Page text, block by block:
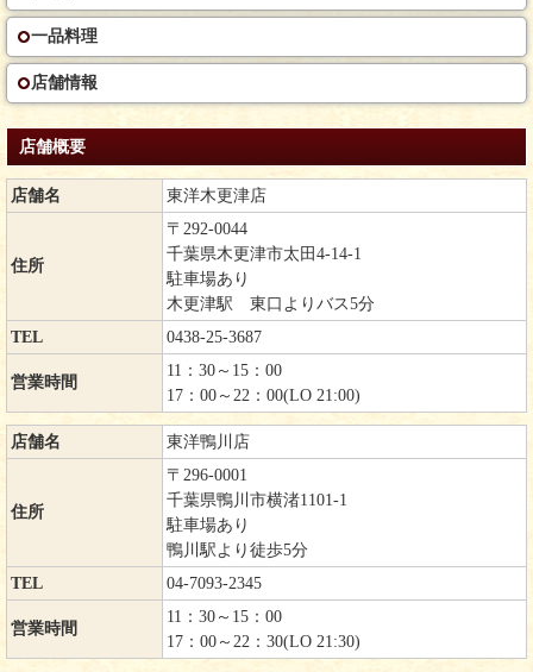
一品料理
店舗情報
店舗概要
店舗名 東洋木更津店
住所
〒292-0044
千葉県木更津市太田4-14-1
駐車場あり
木更津駅 東口よりバス5分
TEL
0438-25-3687
営業時間
11：30～15：00
17：00～22：00(LO 21:00)
店舗名 東洋鴨川店
住所
〒296-0001
千葉県鴨川市横渚1101-1
駐車場あり
鴨川駅より徒歩5分
TEL
04-7093-2345
営業時間
11：30～15：00
17：00～22：30(LO 21:30)